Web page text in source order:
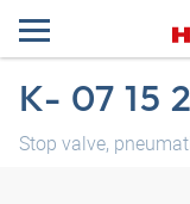
K- 07 15
Stop valve,